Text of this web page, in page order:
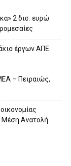
2 δισ. ευρώ
έργων ΑΠΕ
– Πειραιώς,
Μέση Ανατολή